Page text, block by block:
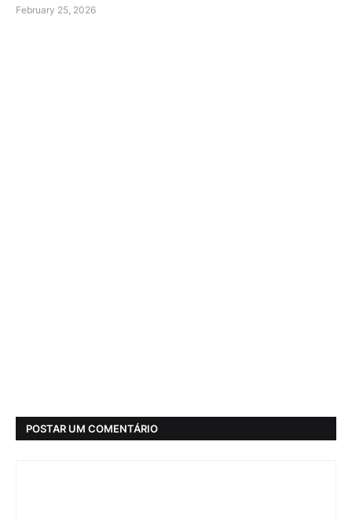
February 25, 2026
POSTAR UM COMENTÁRIO